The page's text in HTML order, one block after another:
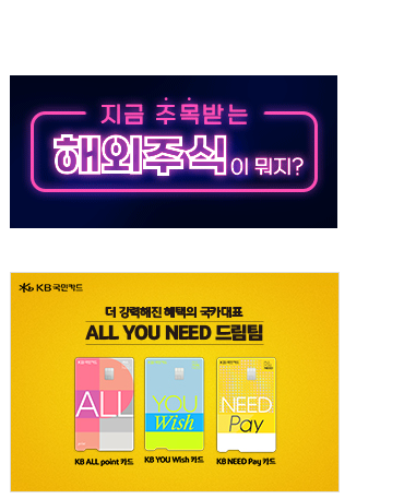
화 '총력 대응'
…美 암호화폐 법안 처리 여부도 변수